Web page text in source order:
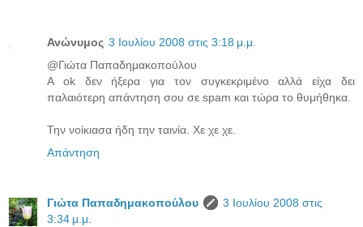
Ανώνυμος 3 Ιουλίου 2008 στις 3:18 μ.μ.
@Γιώτα Παπαδημακοπούλου
Α ok δεν ήξερα για τον συγκεκριμένο αλλά είχα δει
παλαιότερη απάντηση σου σε spam και τώρα το θυμήθηκα.
Την νοίκιασα ήδη την ταινία. Χε χε χε.
Απάντηση
Γιώτα Παπαδημακοπούλου
3 Ιουλίου 2008 στις
3:34 μ.μ.